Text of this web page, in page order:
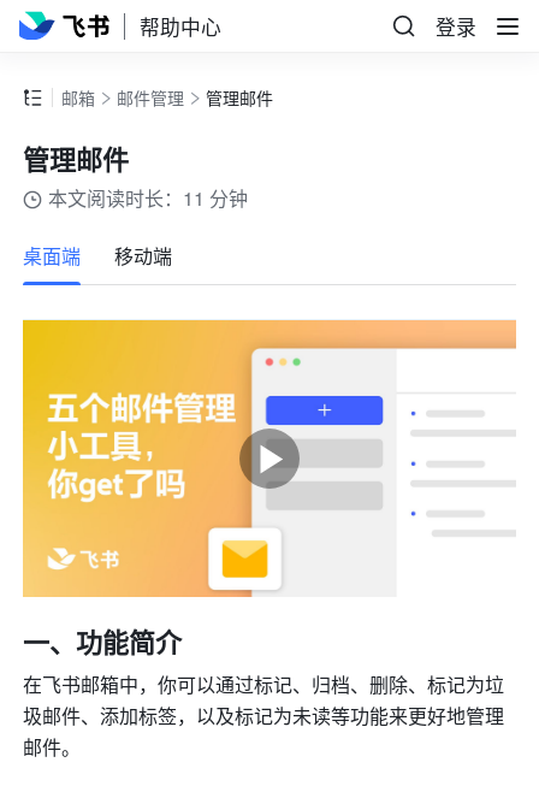
帮助中心 登录
邮箱 邮件管理 管理邮件
管理邮件
本文阅读时长：11 分钟
桌面端 移动端
一、功能简介
在飞书邮箱中，你可以通过标记、归档、删除、标记为垃
圾邮件、添加标签，以及标记为未读等功能来更好地管理
邮件。